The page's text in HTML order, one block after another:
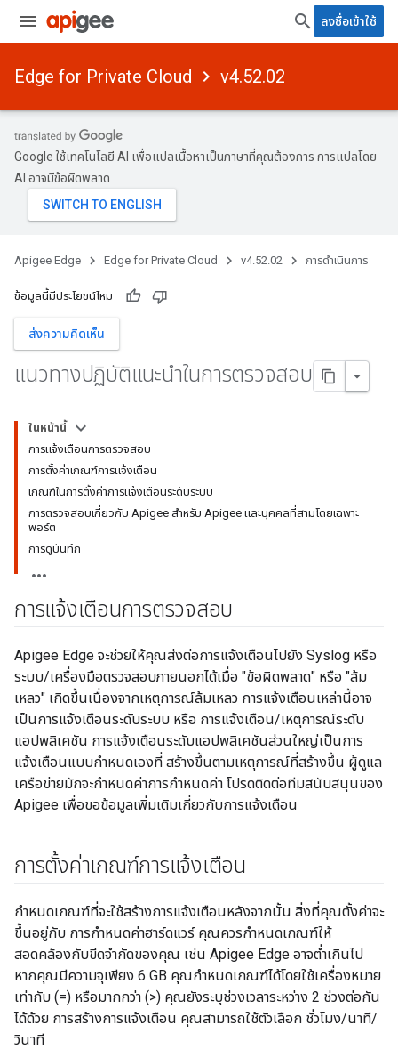
ลงชื่อเข้าใช้
Edge for Private Cloud v4.52.02
Google ใช้เทคโนโลยี AI เพื่อแปลเนื้อหาเป็นภาษาที่คุณต้องการ การแปลโดย
AI อาจมีข้อผิดพลาด
Apigee Edge Edge for Private Cloud v4.52.02 การดำเนินการ
ข้อมูลนี้มีประโยชน์ไหม
ส่งความคิดเห็น
แนวทางปฏิบัติแนะนำในการตรวจสอบ
ในหน้านี้
การแจ้งเตือนการตรวจสอบ
การตั้งค่าเกณฑ์การแจ้งเตือน
เกณฑ์ในการตั้งค่าการแจ้งเตือนระดับระบบ
การตรวจสอบเกี่ยวกับ Apigee สำหรับ Apigee และบุคคลที่สามโดยเฉพาะ
พอร์ต
การดูบันทึก
การแจ้งเตือนการตรวจสอบ
Apigee Edge จะช่วยให้คุณส่งต่อการแจ้งเตือนไปยัง Syslog หรือ
ระบบ/เครื่องมือตรวจสอบภายนอกได้เมื่อ "ข้อผิดพลาด" หรือ "ล้ม
เหลว" เกิดขึ้นเนื่องจากเหตุการณ์ล้มเหลว การแจ้งเตือนเหล่านี้อาจ
เป็นการแจ้งเตือนระดับระบบ หรือ การแจ้งเตือน/เหตุการณ์ระดับ
แอปพลิเคชัน การแจ้งเตือนระดับแอปพลิเคชันส่วนใหญ่เป็นการ
แจ้งเตือนแบบกำหนดเองที่ สร้างขึ้นตามเหตุการณ์ที่สร้างขึ้น ผู้ดูแล
เครือข่ายมักจะกำหนดค่าการกำหนดค่า โปรดติดต่อทีมสนับสนุนของ
Apigee เพื่อขอข้อมูลเพิ่มเติมเกี่ยวกับการแจ้งเตือน
การตั้งค่าเกณฑ์การแจ้งเตือน
กำหนดเกณฑ์ที่จะใช้สร้างการแจ้งเตือนหลังจากนั้น สิ่งที่คุณตั้งค่าจะ
ขึ้นอยู่กับ การกำหนดค่าฮาร์ดแวร์ คุณควรกำหนดเกณฑ์ให้
สอดคล้องกับขีดจำกัดของคุณ เช่น Apigee Edge อาจต่ำเกินไป
หากคุณมีความจุเพียง 6 GB คุณกำหนดเกณฑ์ได้โดยใช้เครื่องหมาย
เท่ากับ (=) หรือมากกว่า (>) คุณยังระบุช่วงเวลาระหว่าง 2 ช่วงต่อกัน
ได้ด้วย การสร้างการแจ้งเตือน คุณสามารถใช้ตัวเลือก ชั่วโมง/นาที/
วินาที